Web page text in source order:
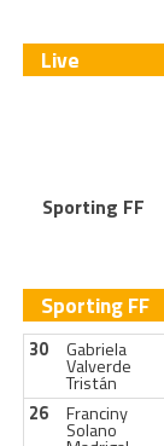
Live
Sporting FF
Sporting FF
30 Gabriela
Valverde
Tristán
26
Franciny
Solano